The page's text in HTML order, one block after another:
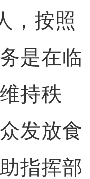
，按照
是在临
持秩
发放食
指挥部